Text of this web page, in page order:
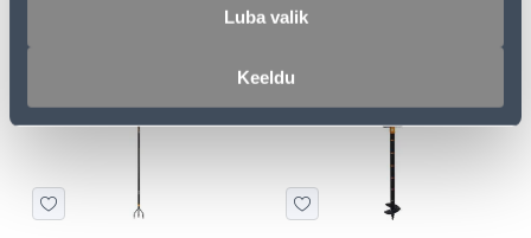
Luba valik
Keeldu
82
KAMPAANIA KAMPAANIA